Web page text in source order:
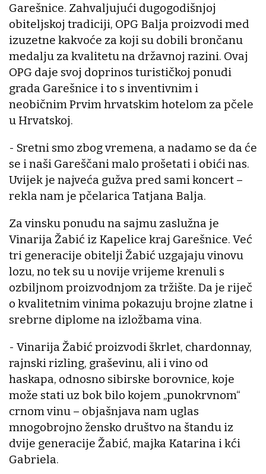
Garešnice. Zahvaljujući dugogodišnjoj
obiteljskoj tradiciji, OPG Balja proizvodi med
izuzetne kakvoće za koji su dobili brončanu
medalju za kvalitetu na državnoj razini. Ovaj
OPG daje svoj doprinos turističkoj ponudi
grada Garešnice i to s inventivnim i
neobičnim Prvim hrvatskim hotelom za pčele
u Hrvatskoj.
- Sretni smo zbog vremena, a nadamo se da će
se i naši Gareščani malo prošetati i obići nas.
Uvijek je najveća gužva pred sami koncert –
rekla nam je pčelarica Tatjana Balja.
Za vinsku ponudu na sajmu zaslužna je
Vinarija Žabić iz Kapelice kraj Garešnice. Već
tri generacije obitelji Žabić uzgajaju vinovu
lozu, no tek su u novije vrijeme krenuli s
ozbiljnom proizvodnjom za tržište. Da je riječ
o kvalitetnim vinima pokazuju brojne zlatne i
srebrne diplome na izložbama vina.
- Vinarija Žabić proizvodi škrlet, chardonnay,
rajnski rizling, graševinu, ali i vino od
haskapa, odnosno sibirske borovnice, koje
može stati uz bok bilo kojem „punokrvnom“
crnom vinu – objašnjava nam uglas
mnogobrojno žensko društvo na štandu iz
dvije generacije Žabić, majka Katarina i kći
Gabriela.